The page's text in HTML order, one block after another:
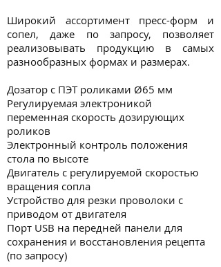
Широкий ассортимент пресс-форм и
сопел, даже по запросу, позволяет
реализовывать продукцию в самых
разнообразных формах и размерах.
Дозатор с ПЭТ роликами Ø65 мм
Регулируемая электроникой
переменная скорость дозирующих
роликов
Электронный контроль положения
стола по высоте
Двигатель с регулируемой скоростью
вращения сопла
Устройство для резки проволоки с
приводом от двигателя
Порт USB на передней панели для
сохранения и восстановления рецепта
(по запросу)